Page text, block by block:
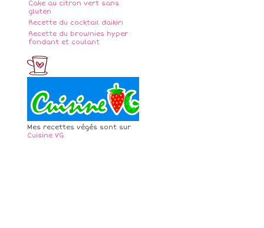
Cake au citron vert sans
gluten
Recette du cocktail daikiri
Recette du brownies hyper
fondant et coulant
Mes recettes végés sont sur
Cuisine VG